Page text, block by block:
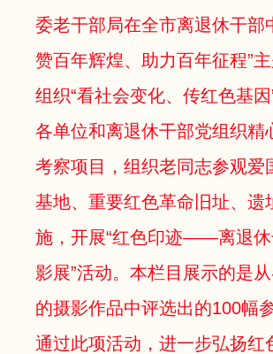
委老干部局在全市离退休干部
赞百年辉煌、助力百年征程”
组织“看社会变化、传红色基因
各单位和离退休干部党组织精
考察项目，组织老同志参观爱
基地、重要红色革命旧址、遗
施，开展“红色印迹——离退
影展”活动。本栏目展示的是
的摄影作品中评选出的100幅
通过此项活动，进一步弘扬红